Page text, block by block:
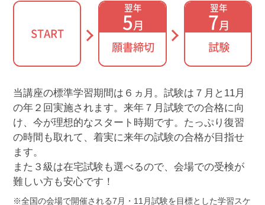
START
翌年
5月
願書締切
翌年
7月
試験
当講座の標準学習期間は６ヵ月。試験は７月と11月
の年２回実施されます。来年７月試験での合格に向
け、今が理想的なスタート時期です。たっぷり復習
の時間も取れて、着実に来年の試験の合格が目指せ
ます。
また３級は在宅試験も選べるので、会場での受検が
難しい方も安心です！
全国の会場で開催される7月・11月試験を目標とした学習スケ